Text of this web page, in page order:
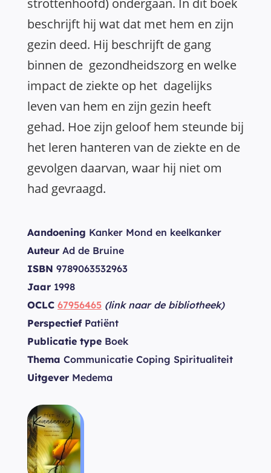
strottenhoofd) ondergaan. In dit boek
beschrijft hij wat dat met hem en zijn
gezin deed. Hij beschrijft de gang
binnen de gezondheidszorg en welke
impact de ziekte op het dagelijks
leven van hem en zijn gezin heeft
gehad. Hoe zijn geloof hem steunde bij
het leren hanteren van de ziekte en de
gevolgen daarvan, waar hij niet om
had gevraagd.
Aandoening Kanker Mond en keelkanker
Auteur Ad de Bruine
ISBN 9789063532963
Jaar 1998
OCLC 67956465 (link naar de bibliotheek)
PerspectiefPatiënt
Publicatie type Boek
Thema Communicatie Coping Spiritualiteit
Uitgever Medema